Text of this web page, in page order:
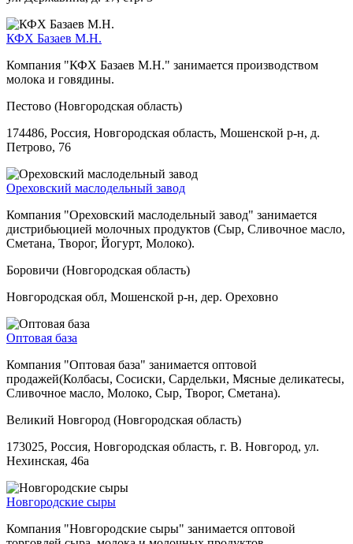
КФХ Базаев М.Н.
Компания "КФХ Базаев М.Н." занимается производством
молока и говядины.
Пестово (Новгородская область)
174486, Россия, Новгородская область, Мошенской р-н, д.
Петрово, 76
Ореховский маслодельный завод
Компания "Ореховский маслодельный завод" занимается
дистрибьюцией молочных продуктов (Сыр, Сливочное масло,
Сметана, Творог, Йогурт, Молоко).
Боровичи (Новгородская область)
Новгородская обл, Мошенской р-н, дер. Ореховно
Оптовая база
Компания "Оптовая база" занимается оптовой
продажей(Колбасы, Сосиски, Сардельки, Мясные деликатесы,
Сливочное масло, Молоко, Сыр, Творог, Сметана).
Великий Новгород (Новгородская область)
173025, Россия, Новгородская область, г. В. Новгород, ул.
Нехинская, 46а
Новгородские сыры
Компания "Новгородские сыры" занимается оптовой